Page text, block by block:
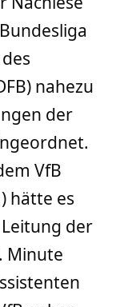
nahezu
der
VfB
hätte es
der
Minute